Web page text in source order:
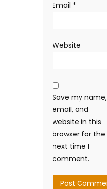
Email *
Website
Save my name,
email, and
website in this
browser for the
next time I
comment.